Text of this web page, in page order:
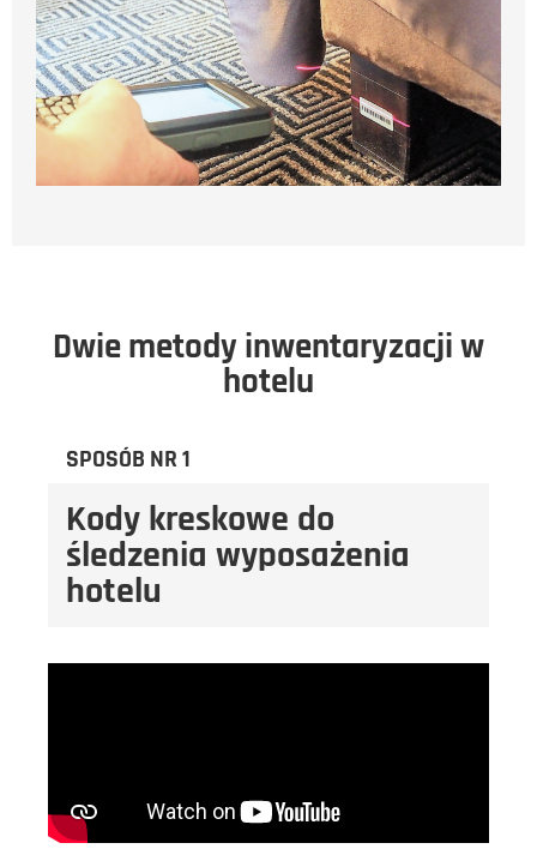
Dwie metody inwentaryzacji w
hotelu
SPOSÓB NR 1
Kody kreskowe do
śledzenia wyposażenia
hotelu